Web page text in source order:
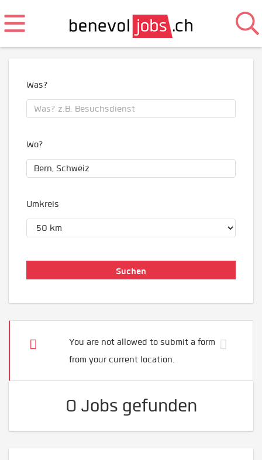
Was?
Wo?
Umkreis
You are not allowed to submit a form
from your current location.
0 Jobs gefunden